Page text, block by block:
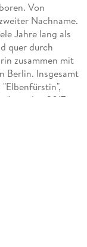
Von
Nachname.
Jahre lang als
quer durch
zusammen mit
Berlin. Insgesamt
werden 2017